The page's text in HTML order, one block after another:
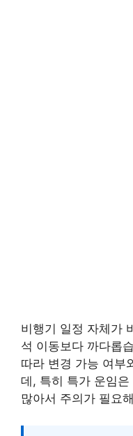
비행기 일정 자체가
석 이동보다 까다롭
따라 변경 가능 여부
데, 특히 특가 운임
많아서 주의가 필요